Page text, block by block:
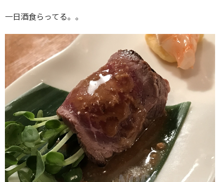
一日酒食らってる。。